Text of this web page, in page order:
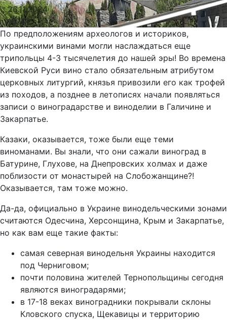
26.11.2024
10741
По предположениям археологов и историков,
украинскими винами могли наслаждаться еще
трипольцы 4-3 тысячелетия до нашей эры! Во времена
Киевской Руси вино стало обязательным атрибутом
церковных литургий, князья привозили его как трофей
из походов, а позднее в летописях начали появляться
записи о виноградарстве и виноделии в Галичине и
Закарпатье.
Казаки, оказывается, тоже были еще теми
виноманами. Вы знали, что они сажали виноград в
Батурине, Глухове, на Днепровских холмах и даже
поблизости от монастырей на Слобожанщине?!
Оказывается, там тоже можно.
Да-да, официально в Украине винодельческими зонами
считаются Одесчина, Херсонщина, Крым и Закарпатье,
но как вам еще такие факты:
самая северная винодельня Украины находится
под Черниговом;
почти половина жителей Тернопольщины сегодня
являются виноградарями;
в 17-18 веках виноградники покрывали склоны
Кловского спуска, Щекавицы и территорию